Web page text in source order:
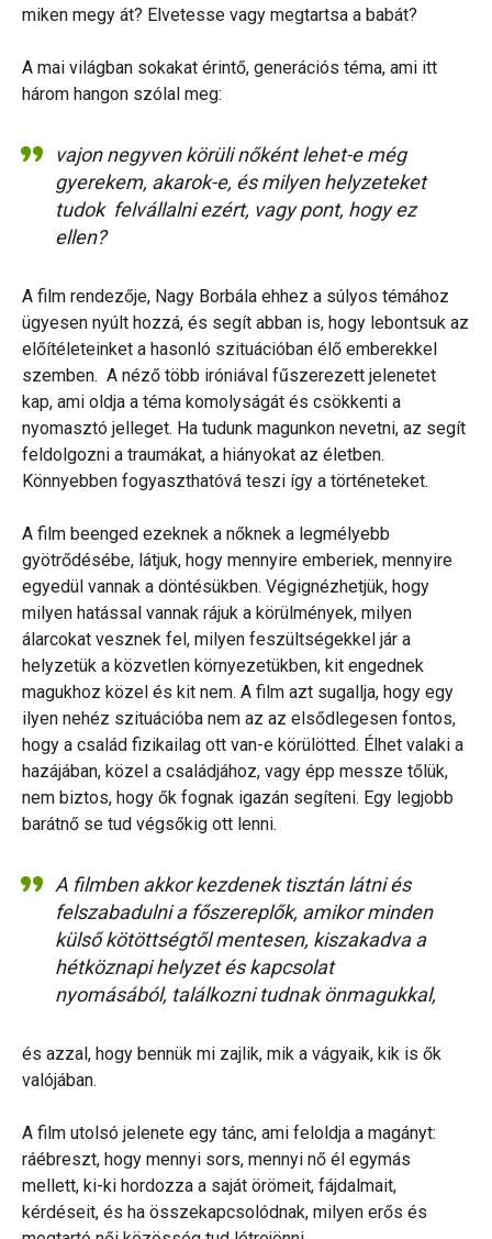
miken megy át? Elvetesse vagy megtartsa a babát?
A mai világban sokakat érintő, generációs téma, ami itt
három hangon szólal meg:
vajon negyven körüli nőként lehet-e még
gyerekem, akarok-e, és milyen helyzeteket
tudok felvállalni ezért, vagy pont, hogy ez
ellen?
A film rendezője, Nagy Borbála ehhez a súlyos témához
ügyesen nyúlt hozzá, és segít abban is, hogy lebontsuk az
előítéleteinket a hasonló szituációban élő emberekkel
szemben. A néző több iróniával fűszerezett jelenetet
kap, ami oldja a téma komolyságát és csökkenti a
nyomasztó jelleget. Ha tudunk magunkon nevetni, az segít
feldolgozni a traumákat, a hiányokat az életben.
Könnyebben fogyaszthatóvá teszi így a történeteket.
A film beenged ezeknek a nőknek a legmélyebb
gyötrődésébe, látjuk, hogy mennyire emberiek, mennyire
egyedül vannak a döntésükben. Végignézhetjük, hogy
milyen hatással vannak rájuk a körülmények, milyen
álarcokat vesznek fel, milyen feszültségekkel jár a
helyzetük a közvetlen környezetükben, kit engednek
magukhoz közel és kit nem. A film azt sugallja, hogy egy
ilyen nehéz szituációba nem az az elsődlegesen fontos,
hogy a család fizikailag ott van-e körülötted. Élhet valaki a
hazájában, közel a családjához, vagy épp messze tőlük,
nem biztos, hogy ők fognak igazán segíteni. Egy legjobb
barátnő se tud végsőkig ott lenni.
A filmben akkor kezdenek tisztán látni és
felszabadulni a főszereplők, amikor minden
külső kötöttségtől mentesen, kiszakadva a
hétköznapi helyzet és kapcsolat
nyomásából, találkozni tudnak önmagukkal,
és azzal, hogy bennük mi zajlik, mik a vágyaik, kik is ők
valójában.
A film utolsó jelenete egy tánc, ami feloldja a magányt:
ráébreszt, hogy mennyi sors, mennyi nő él egymás
mellett, ki-ki hordozza a saját örömeit, fájdalmait,
kérdéseit, és ha összekapcsolódnak, milyen erős és